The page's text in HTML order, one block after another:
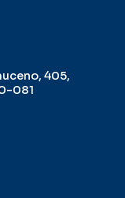
405,
081